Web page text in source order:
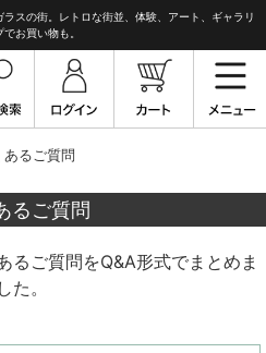
スの街。レトロな街並、体験、アート、ギャラリ
お買い物も。
るご質問
るご質問
るご質問をQ&A形式でまとめま
した。